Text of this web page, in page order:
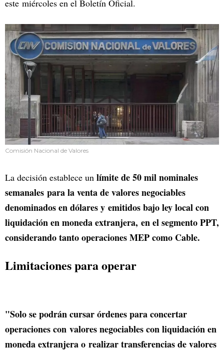
este miércoles en el Boletín Oficial.
Comisión Nacional de Valores
La decisión establece un límite de 50 mil nominales
semanales para la venta de valores negociables
denominados en dólares y emitidos bajo ley local con
liquidación en moneda extranjera, en el segmento PPT,
considerando tanto operaciones MEP como Cable.
Limitaciones para operar
"Solo se podrán cursar órdenes para concertar
operaciones con valores negociables con liquidación en
moneda extranjera o realizar transferencias de valores